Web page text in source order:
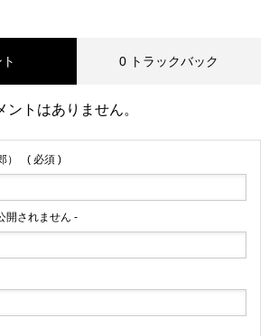
0 トラックバック
ントはありません。
( 必須 )
開されません -